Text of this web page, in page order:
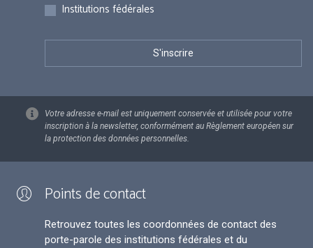
Institutions fédérales
Votre adresse e-mail est uniquement conservée et utilisée pour votre
inscription à la newsletter, conformément au Règlement européen sur
la protection des données personnelles.
Points de contact
Retrouvez toutes les coordonnées de contact des
porte-parole des institutions fédérales et du